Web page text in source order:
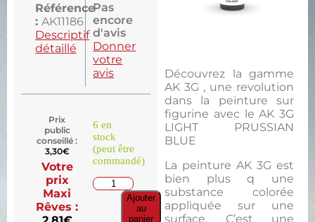
Découvrez la gamme
AK 3G , une revolution
dans la peinture sur
figurine avec le AK 3G
LIGHT PRUSSIAN
BLUE
La peinture AK 3G est
bien plus q une
substance colorée
appliquée sur une
surface. C’est une
Référence
: AK11186
Descriptif
détaillé
Pas
encore
d'avis
Donner
votre
avis
Prix
public
conseillé :
3,30€
Votre
prix
Maxi
Rêves :
6 en
stock
(peut être
commandé)
Ajouter
au
panier